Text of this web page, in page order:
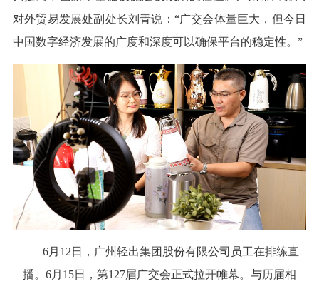
对外贸易发展处副处长刘青说：“广交会体量巨大，但今日
中国数字经济发展的广度和深度可以确保平台的稳定性。”
6月12日，广州轻出集团股份有限公司员工在排练直
播。6月15日，第127届广交会正式拉开帷幕。与历届相